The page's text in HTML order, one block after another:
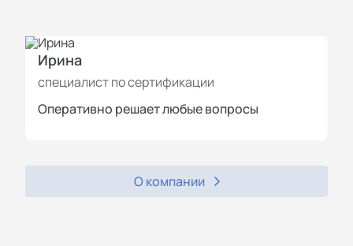
Ирина
специалист по сертификации
Оперативно решает любые вопросы
О компании